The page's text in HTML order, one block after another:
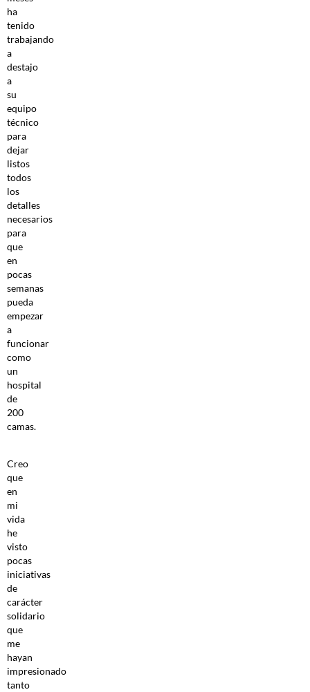
ha
tenido
trabajando
a
destajo
a
su
equipo
técnico
para
dejar
listos
todos
los
detalles
necesarios
para
que
en
pocas
semanas
pueda
empezar
a
funcionar
como
un
hospital
de
200
camas.
Creo
que
en
mi
vida
he
visto
pocas
iniciativas
de
carácter
solidario
que
me
hayan
impresionado
tanto